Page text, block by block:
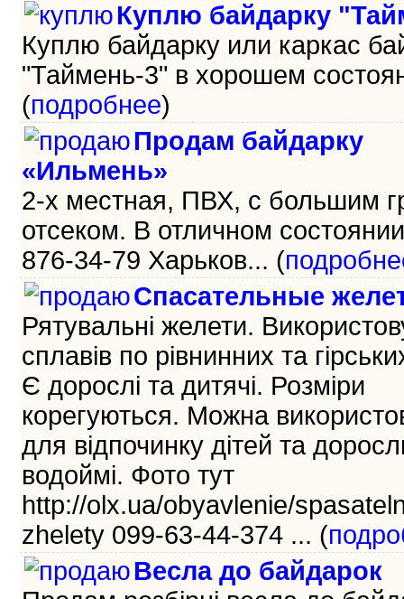
Куплю байдарку
Куплю байдарку или каркас
"Таймень-3" в хорошем
(подробнее)
Продам байдарку
«Ильмень»
2-х местная, ПВХ, с большим
отсеком. В отличном
876-34-79 Харьков... (
Спасательные
Рятувальні желети.
сплавів по рівнинних та
Є дорослі та дитячі. Розміри
корегуються. Можна
для відпочинку дітей та
водоймі. Фото тут
http://olx.ua/obyavlenie/
zhelety 099-63-44-374 ... (
Весла до байдарок